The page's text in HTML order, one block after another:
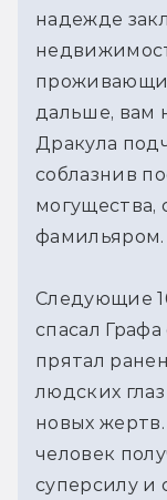
надежде
дальше, вам
Дракула
соблазнив
могущества,
фамильяром.
Следующие
спасал
прятал
людских
новых
человек
суперсилу и